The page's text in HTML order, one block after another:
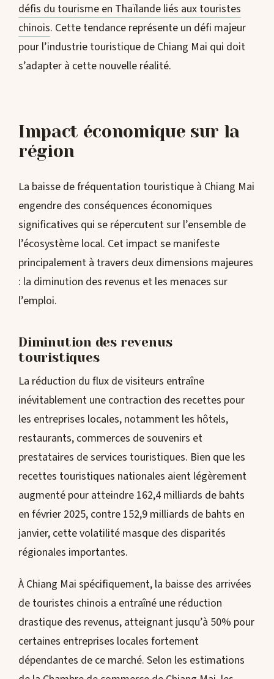
défis du tourisme en Thaïlande liés aux touristes
chinois. Cette tendance représente un défi majeur
pour l’industrie touristique de Chiang Mai qui doit
s’adapter à cette nouvelle réalité.
Impact économique sur la
région
La baisse de fréquentation touristique à Chiang Mai
engendre des conséquences économiques
significatives qui se répercutent sur l’ensemble de
l’écosystème local. Cet impact se manifeste
principalement à travers deux dimensions majeures
: la diminution des revenus et les menaces sur
l’emploi.
Diminution des revenus
touristiques
La réduction du flux de visiteurs entraîne
inévitablement une contraction des recettes pour
les entreprises locales, notamment les hôtels,
restaurants, commerces de souvenirs et
prestataires de services touristiques. Bien que les
recettes touristiques nationales aient légèrement
augmenté pour atteindre 162,4 milliards de bahts
en février 2025, contre 152,9 milliards de bahts en
janvier, cette volatilité masque des disparités
régionales importantes.
À Chiang Mai spécifiquement, la baisse des arrivées
de touristes chinois a entraîné une réduction
drastique des revenus, atteignant jusqu’à 50% pour
certaines entreprises locales fortement
dépendantes de ce marché. Selon les estimations